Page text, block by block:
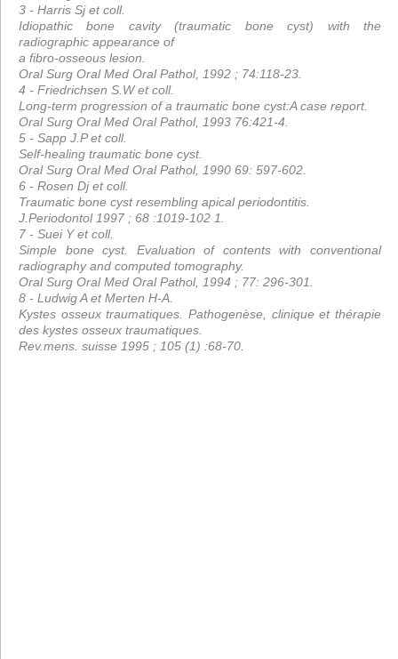
3 - Harris Sj et coll.
Idiopathic bone cavity (traumatic bone cyst) with the
radiographic appearance of
a fibro-osseous lesion.
Oral Surg Oral Med Oral Pathol, 1992 ; 74:118-23.
4 - Friedrichsen S.W et coll.
Long-term progression of a traumatic bone cyst:A case report.
Oral Surg Oral Med Oral Pathol, 1993 76:421-4.
5 - Sapp J.P et coll.
Self-healing traumatic bone cyst.
Oral Surg Oral Med Oral Pathol, 1990 69: 597-602.
6 - Rosen Dj et coll.
Traumatic bone cyst resembling apical periodontitis.
J.Periodontol 1997 ; 68 :1019-102 1.
7 - Suei Y et coll.
Simple bone cyst. Evaluation of contents with conventional
radiography and computed tomography.
Oral Surg Oral Med Oral Pathol, 1994 ; 77: 296-301.
8 - Ludwig A et Merten H-A.
Kystes osseux traumatiques. Pathogenèse, clinique et thérapie
des kystes osseux traumatiques.
Rev.mens. suisse 1995 ; 105 (1) :68-70.